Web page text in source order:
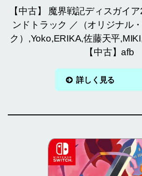
【中古】 魔界戦記ディスガイ
ンドトラック ／（オリジナル
ク）,Yoko,ERIKA,佐藤天平
【中古】afb
詳しく見る